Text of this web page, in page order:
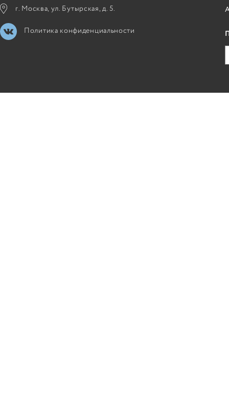
г. Москва, ул. Бутырская, д. 5.
Политика конфиденциальности